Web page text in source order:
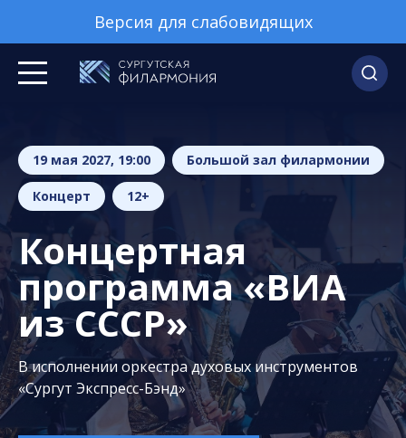
Версия для слабовидящих
19 мая 2027, 19:00 Большой зал филармонии
Концерт 12+
Концертная
программа «ВИА
из СССР»
В исполнении оркестра духовых инструментов
«Сургут Экспресс-Бэнд»